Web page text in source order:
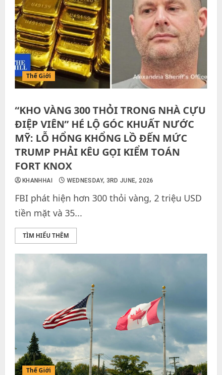
Thế Giới
“KHO VÀNG 300 THỎI TRONG NHÀ CỰU
ĐIỆP VIÊN” HÉ LỘ GÓC KHUẤT NƯỚC
MỸ: LỖ HỔNG KHỔNG LỒ ĐẾN MỨC
TRUMP PHẢI KÊU GỌI KIỂM TOÁN
FORT KNOX
KHANHHAI WEDNESDAY, 3RD JUNE, 2026
FBI phát hiện hơn 300 thỏi vàng, 2 triệu USD
tiền mặt và 35...
TÌM HIỂU THÊM
Thế Giới